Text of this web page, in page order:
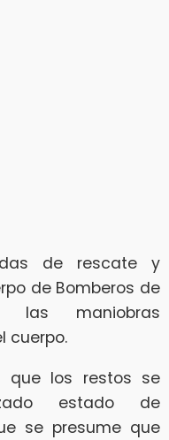
de rescate y
de Bomberos de
las maniobras
cuerpo.
que los restos se
estado de
se presume que